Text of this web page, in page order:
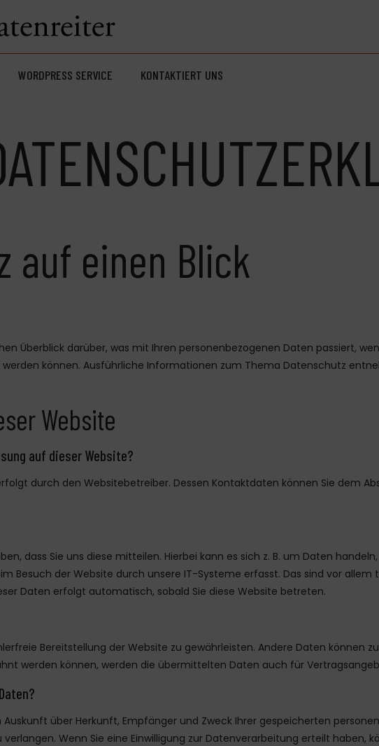
WORDPRESS SERVICE KONTAKTIERT UNS
auf einen Blick
Überblick darüber, was mit Ihren personenbezogenen Daten passiert,
können. Ausführliche Informationen zum Thema Datenschutz
Website
auf dieser Website?
durch den Websitebetreiber. Dessen Kontaktdaten können Sie dem
dass Sie uns diese mitteilen. Hierbei kann es sich z. B. um Daten
Besuch der Website durch unsere IT-Systeme erfasst. Das sind vor
Daten erfolgt automatisch, sobald Sie diese Website betreten.
Bereitstellung der Website zu gewährleisten. Andere Daten können
werden können, werden die übermittelten Daten auch für
über Herkunft, Empfänger und Zweck Ihrer gespeicherten
Wenn Sie eine Einwilligung zur Datenverarbeitung erteilt haben,